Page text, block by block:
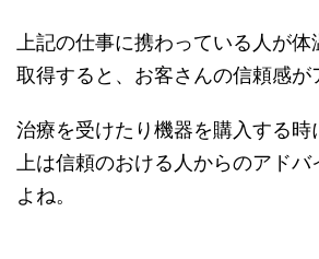
上記の仕事に携わっている人が
取得すると、お客さんの信頼感が
治療を受けたり機器を購入する時
上は信頼のおける人からのアド
よね。